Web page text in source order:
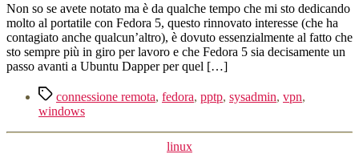
Non so se avete notato ma è da qualche tempo che mi sto dedicando
molto al portatile con Fedora 5, questo rinnovato interesse (che ha
contagiato anche qualcun’altro), è dovuto essenzialmente al fatto che
sto sempre più in giro per lavoro e che Fedora 5 sia decisamente un
passo avanti a Ubuntu Dapper per quel […]
Tag connessione remota, fedora, pptp, sysadmin, vpn,
windows
Categorie
linux